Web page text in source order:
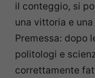
il conteggio, si
una vittoria e
Premessa: dopo
politologi e
correttamente